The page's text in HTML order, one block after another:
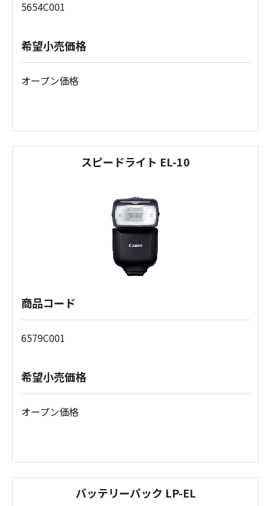
5654C001
希望小売価格
オープン価格
スピードライト EL-10
商品コード
6579C001
希望小売価格
オープン価格
バッテリーパック LP-EL